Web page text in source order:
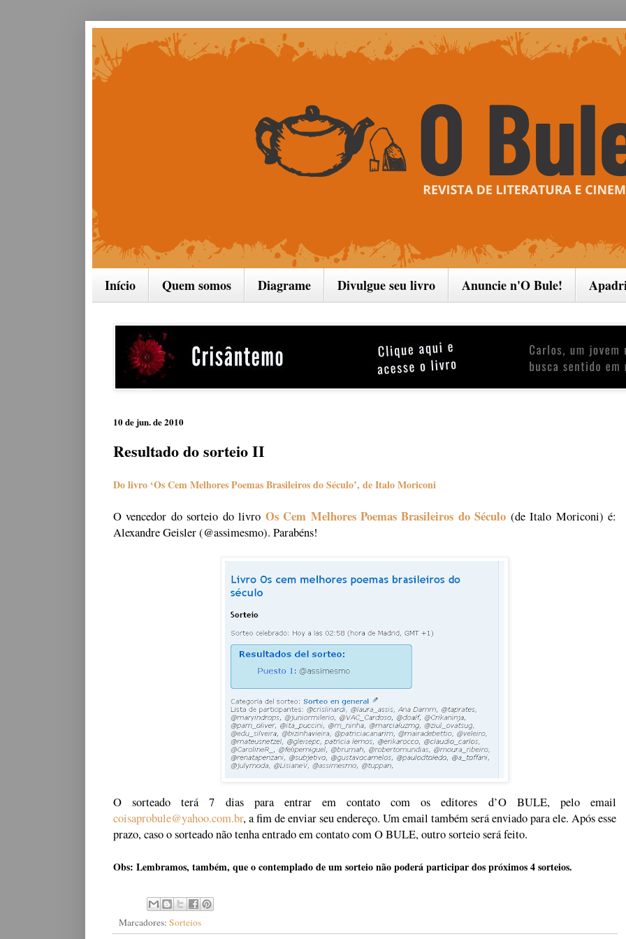
Início Quem somos Diagrame Divulgue seu livro Anuncie n'O Bule!
10 de jun. de 2010
Resultado do sorteio II
Do livro ‘Os Cem Melhores Poemas Brasileiros do Século’, de Italo Moriconi
-
O vencedor do sorteio do livro Os Cem Melhores Poemas Brasileiros do Século (de Italo Moriconi) é:
Alexandre Geisler (@assimesmo). Parabéns!
O sorteado terá 7 dias para entrar em contato com os editores d’O BULE, pelo email
coisaprobule@yahoo.com.br, a fim de enviar seu endereço. Um email também será enviado para ele. Após esse
prazo, caso o sorteado não tenha entrado em contato com O BULE, outro sorteio será feito.
-
Obs: Lembramos, também, que o contemplado de um sorteio não poderá participar dos próximos 4 sorteios.
Marcadores: Sorteios